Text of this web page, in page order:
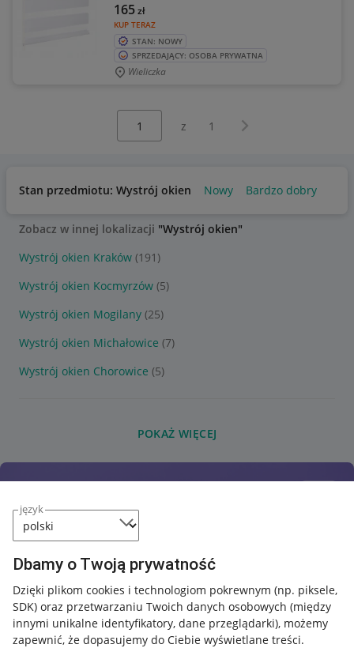
język
Dbamy o Twoją prywatność
Dzięki plikom cookies i technologiom pokrewnym (np. piksele,
SDK) oraz przetwarzaniu Twoich danych osobowych (między
innymi unikalne identyfikatory, dane przeglądarki), możemy
zapewnić, że dopasujemy do Ciebie wyświetlane treści.
KUP TERAZ
165zł
STAN: NOWY
SPRZEDAJĄCY: OSOBA PRYWATNA
Wieliczka
z 1 Następna strona
Stan przedmiotu: Wystrój okien Nowy Bardzo dobry
Zobacz w innej lokalizacji "Wystrój okien"
Wystrój okien Kraków (191)
Wystrój okien Kocmyrzów (5)
Wystrój okien Mogilany (25)
Wystrój okien Michałowice (7)
Wystrój okien Chorowice (5)
POKAŻ WIĘCEJ